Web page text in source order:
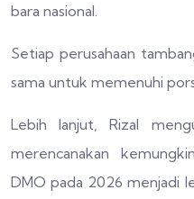
bara nasional.
Setiap perusahaan
sama untuk memenuhi
Lebih lanjut, Rizal
merencanakan
DMO pada 2026 menjadi